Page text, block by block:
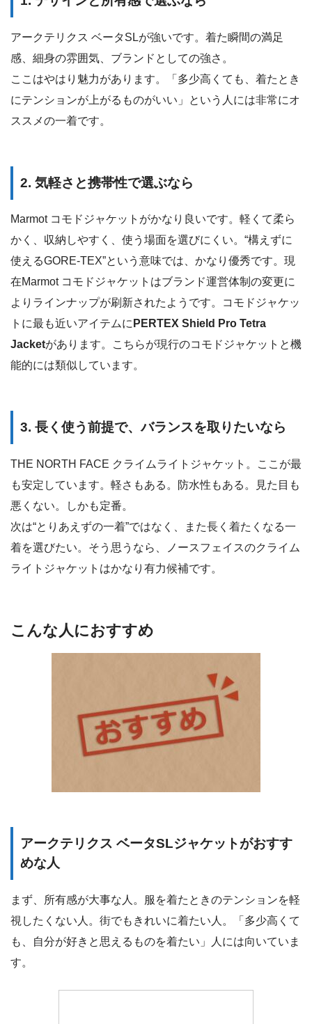
アークテリクス ベータSLが強いです。着た瞬間の満足
感、細身の雰囲気、ブランドとしての強さ。
ここはやはり魅力があります。「多少高くても、着たとき
にテンションが上がるものがいい」という人には非常にオ
ススメの一着です。
2. 気軽さと携帯性で選ぶなら
Marmot コモドジャケットがかなり良いです。軽くて柔ら
かく、収納しやすく、使う場面を選びにくい。“構えずに
使えるGORE-TEX”という意味では、かなり優秀です。現
在Marmot コモドジャケットはブランド運営体制の変更に
よりラインナップが刷新されたようです。コモドジャケッ
トに最も近いアイテムに PERTEX Shield Pro Tetra
Jacketがあります。こちらが現行のコモドジャケットと機
能的には類似しています。
3. 長く使う前提で、バランスを取りたいなら
THE NORTH FACE クライムライトジャケット。ここが最
も安定しています。軽さもある。防水性もある。見た目も
悪くない。しかも定番。
次は“とりあえずの一着”ではなく、また長く着たくなる一
着を選びたい。そう思うなら、ノースフェイスのクライム
ライトジャケットはかなり有力候補です。
こんな人におすすめ
アークテリクス ベータSLジャケットがおすす
めな人
まず、所有感が大事な人。服を着たときのテンションを軽
視したくない人。街でもきれいに着たい人。「多少高くて
も、自分が好きと思えるものを着たい」人には向いていま
す。